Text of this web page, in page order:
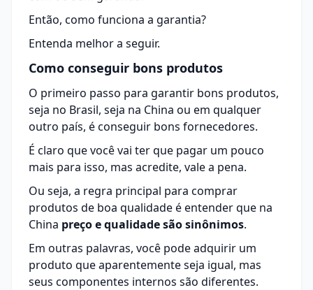
Então, como funciona a garantia?
Entenda melhor a seguir.
Como conseguir bons produtos
O primeiro passo para garantir bons produtos,
seja no Brasil, seja na China ou em qualquer
outro país, é conseguir bons fornecedores.
É claro que você vai ter que pagar um pouco
mais para isso, mas acredite, vale a pena.
Ou seja, a regra principal para comprar
produtos de boa qualidade é entender que na
China preço e qualidade são sinônimos.
Em outras palavras, você pode adquirir um
produto que aparentemente seja igual, mas
seus componentes internos são diferentes.